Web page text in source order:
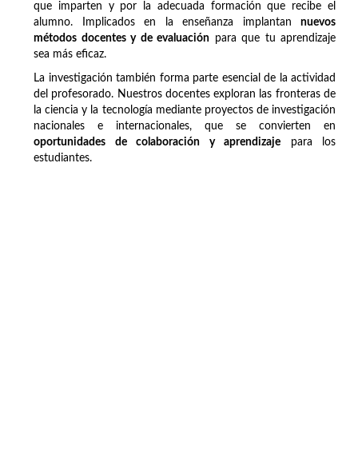
que imparten y por la adecuada formación que recibe el
alumno. Implicados en la enseñanza implantan nuevos
métodos docentes y de evaluación para que tu aprendizaje
sea más eficaz.
La investigación también forma parte esencial de la actividad
del profesorado. Nuestros docentes exploran las fronteras de
la ciencia y la tecnología mediante proyectos de investigación
nacionales e internacionales, que se convierten en
oportunidades de colaboración y aprendizaje para los
estudiantes.